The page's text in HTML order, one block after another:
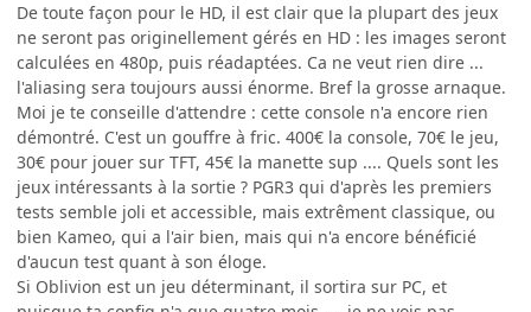
De toute façon pour le HD, il est clair que la plupart des jeux
ne seront pas originellement gérés en HD : les images seront
calculées en 480p, puis réadaptées. Ca ne veut rien dire ...
l'aliasing sera toujours aussi énorme. Bref la grosse arnaque.
Moi je te conseille d'attendre : cette console n'a encore rien
démontré. C'est un gouffre à fric. 400€ la console, 70€ le jeu,
30€ pour jouer sur TFT, 45€ la manette sup .... Quels sont les
jeux intéressants à la sortie ? PGR3 qui d'après les premiers
tests semble joli et accessible, mais extrêment classique, ou
bien Kameo, qui a l'air bien, mais qui n'a encore bénéficié
d'aucun test quant à son éloge.
Si Oblivion est un jeu déterminant, il sortira sur PC, et